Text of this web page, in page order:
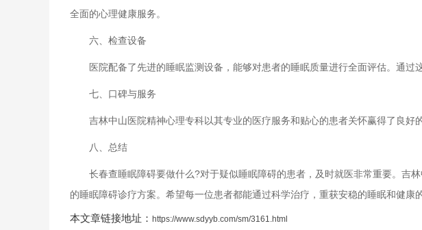
全面的心理健康服务。
六、检查设备
医院配备了先进的睡眠监测设备，能够对患者的睡眠质量进行全面评估。通过
七、口碑与服务
吉林中山医院精神心理专科以其专业的医疗服务和贴心的患者关怀赢得了良好
八、总结
长春查睡眠障碍要做什么?对于疑似睡眠障碍的患者，及时就医非常重要。吉
的睡眠障碍诊疗方案。希望每一位患者都能通过科学治疗，重获安稳的睡眠和健康的
本文章链接地址： https://www.sdyyb.com/sm/3161.html